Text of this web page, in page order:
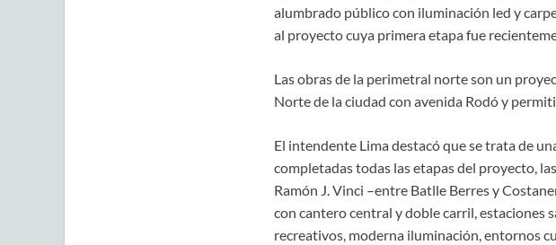
alumbrado público con iluminación led y
al proyecto cuya primera etapa fue
Las obras de la perimetral norte son un
Norte de la ciudad con avenida Rodó y
El intendente Lima destacó que se trata de
completadas todas las etapas del proyecto,
Ramón J. Vinci –entre Batlle Berres y
con cantero central y doble carril, estaciones
recreativos, moderna iluminación, entornos